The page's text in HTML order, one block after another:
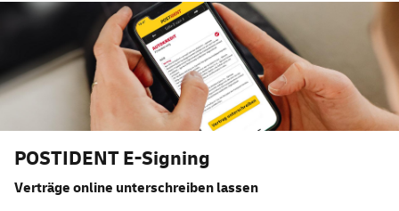
POSTIDENT E-Signing
Verträge online unterschreiben lassen